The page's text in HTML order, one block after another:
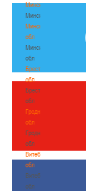
Минск
Минск
Минская
обл
Минская
обл
Брестская
обл
Брестская
обл
Гродненская
обл
Гродненская
обл
Витебская
обл
Витебская
обл